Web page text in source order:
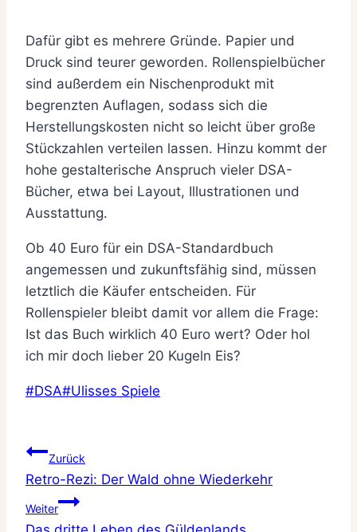
Dafür gibt es mehrere Gründe. Papier und
Druck sind teurer geworden. Rollenspielbücher
sind außerdem ein Nischenprodukt mit
begrenzten Auflagen, sodass sich die
Herstellungskosten nicht so leicht über große
Stückzahlen verteilen lassen. Hinzu kommt der
hohe gestalterische Anspruch vieler DSA-
Bücher, etwa bei Layout, Illustrationen und
Ausstattung.
Ob 40 Euro für ein DSA-Standardbuch
angemessen und zukunftsfähig sind, müssen
letztlich die Käufer entscheiden. Für
Rollenspieler bleibt damit vor allem die Frage:
Ist das Buch wirklich 40 Euro wert? Oder hol
ich mir doch lieber 20 Kugeln Eis?
Schlagworte:
#DSA#Ulisses Spiele
Beitragsnavigation
Zurück
Retro-Rezi: Der Wald ohne Wiederkehr
Weiter